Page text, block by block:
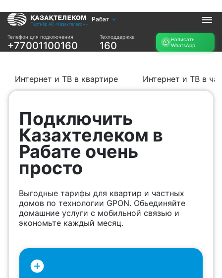
Рабат
Телефон для подключения
+77001100160
Техподдержка
160
Написать
WhatsApp
Услуги
Интернет и ТВ в
частном доме
Интернет в офис
Проверить
возможность
подключения
Проверить
возможность
подключения по
названию ЖК
Новости
Акции
Заявка на
подбор тарифа
Интернет и ТВ в квартире Интернет и ТВ в
Подключить
Казахтелеком в
Рабате очень
просто
Выгодные тарифы для квартир и частных
домов по технологии GPON. Обьединяйте
домашние услуги с мобильной связью и
экономьте каждый месяц.